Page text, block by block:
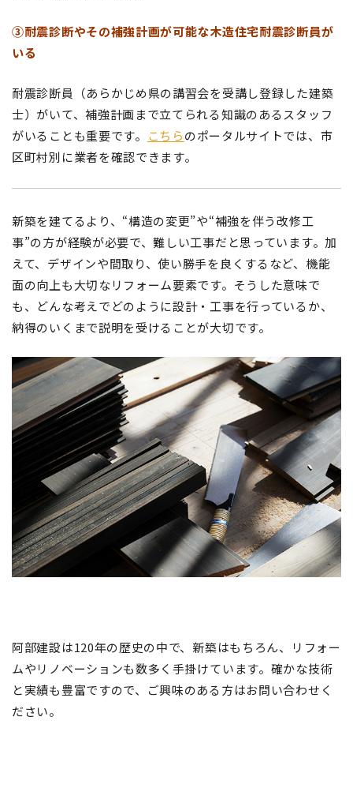
③耐震診断やその補強計画が可能な木造住宅耐震診断員が
いる
耐震診断員（あらかじめ県の講習会を受講し登録した建築
士）がいて、補強計画まで立てられる知識のあるスタッフ
がいることも重要です。 こちらのポータルサイトでは、市
区町村別に業者を確認できます。
新築を建てるより、“構造の変更”や“補強を伴う改修工
事”の方が経験が必要で、難しい工事だと思っています。加
えて、デザインや間取り、使い勝手を良くするなど、機能
面の向上も大切なリフォーム要素です。そうした意味で
も、どんな考えでどのように設計・工事を行っているか、
納得のいくまで説明を受けることが大切です。
阿部建設は120年の歴史の中で、新築はもちろん、リフォー
ムやリノベーションも数多く手掛けています。確かな技術
と実績も豊富ですので、ご興味のある方はお問い合わせく
ださい。